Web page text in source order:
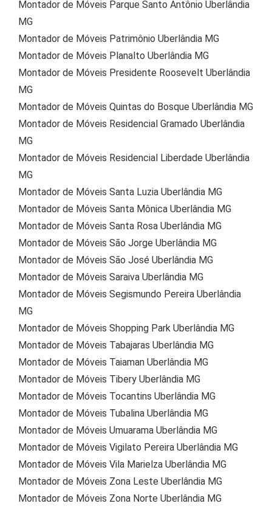
Montador de Móveis Parque Santo Antônio Uberlândia
MG
Montador de Móveis Patrimônio Uberlândia MG
Montador de Móveis Planalto Uberlândia MG
Montador de Móveis Presidente Roosevelt Uberlândia
MG
Montador de Móveis Quintas do Bosque Uberlândia MG
Montador de Móveis Residencial Gramado Uberlândia
MG
Montador de Móveis Residencial Liberdade Uberlândia
MG
Montador de Móveis Santa Luzia Uberlândia MG
Montador de Móveis Santa Mônica Uberlândia MG
Montador de Móveis Santa Rosa Uberlândia MG
Montador de Móveis São Jorge Uberlândia MG
Montador de Móveis São José Uberlândia MG
Montador de Móveis Saraiva Uberlândia MG
Montador de Móveis Segismundo Pereira Uberlândia
MG
Montador de Móveis Shopping Park Uberlândia MG
Montador de Móveis Tabajaras Uberlândia MG
Montador de Móveis Taiaman Uberlândia MG
Montador de Móveis Tibery Uberlândia MG
Montador de Móveis Tocantins Uberlândia MG
Montador de Móveis Tubalina Uberlândia MG
Montador de Móveis Umuarama Uberlândia MG
Montador de Móveis Vigilato Pereira Uberlândia MG
Montador de Móveis Vila Marielza Uberlândia MG
Montador de Móveis Zona Leste Uberlândia MG
Montador de Móveis Zona Norte Uberlândia MG